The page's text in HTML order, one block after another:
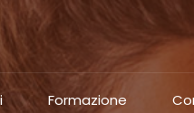
Formazione